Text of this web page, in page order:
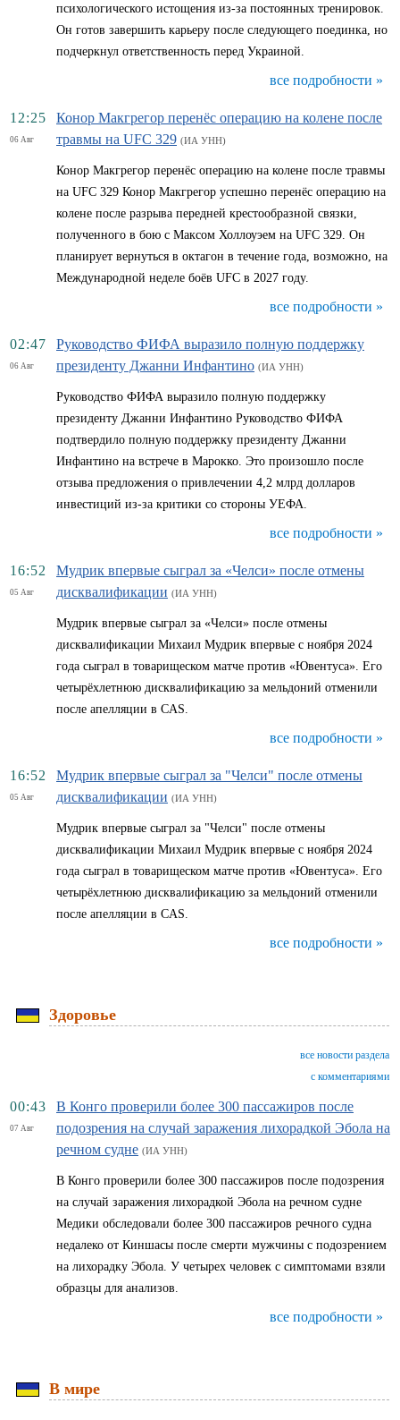
психологического истощения из-за постоянных тренировок.
Он готов завершить карьеру после следующего поединка, но
подчеркнул ответственность перед Украиной.
все подробности »
12:25
06 Авг
Конор Макгрегор перенёс операцию на колене после
травмы на UFC 329 (ИА УНН)
Конор Макгрегор перенёс операцию на колене после травмы
на UFC 329 Конор Макгрегор успешно перенёс операцию на
колене после разрыва передней крестообразной связки,
полученного в бою с Максом Холлоуэем на UFC 329. Он
планирует вернуться в октагон в течение года, возможно, на
Международной неделе боёв UFC в 2027 году.
все подробности »
02:47
06 Авг
Руководство ФИФА выразило полную поддержку
президенту Джанни Инфантино (ИА УНН)
Руководство ФИФА выразило полную поддержку
президенту Джанни Инфантино Руководство ФИФА
подтвердило полную поддержку президенту Джанни
Инфантино на встрече в Марокко. Это произошло после
отзыва предложения о привлечении 4,2 млрд долларов
инвестиций из-за критики со стороны УЕФА.
все подробности »
16:52
05 Авг
Мудрик впервые сыграл за «Челси» после отмены
дисквалификации (ИА УНН)
Мудрик впервые сыграл за «Челси» после отмены
дисквалификации Михаил Мудрик впервые с ноября 2024
года сыграл в товарищеском матче против «Ювентуса». Его
четырёхлетнюю дисквалификацию за мельдоний отменили
после апелляции в CAS.
все подробности »
16:52
05 Авг
Мудрик впервые сыграл за "Челси" после отмены
дисквалификации (ИА УНН)
Мудрик впервые сыграл за "Челси" после отмены
дисквалификации Михаил Мудрик впервые с ноября 2024
года сыграл в товарищеском матче против «Ювентуса». Его
четырёхлетнюю дисквалификацию за мельдоний отменили
после апелляции в CAS.
все подробности »
Здоровье
все новости раздела
с комментариями
00:43
07 Авг
В Конго проверили более 300 пассажиров после
подозрения на случай заражения лихорадкой Эбола на
речном судне (ИА УНН)
В Конго проверили более 300 пассажиров после подозрения
на случай заражения лихорадкой Эбола на речном судне
Медики обследовали более 300 пассажиров речного судна
недалеко от Киншасы после смерти мужчины с подозрением
на лихорадку Эбола. У четырех человек с симптомами взяли
образцы для анализов.
все подробности »
В мире